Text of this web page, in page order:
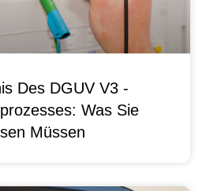
Des DGUV V3 -
Was Sie
Müssen